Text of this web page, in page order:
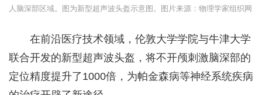
人脑深部区域。图为新型超声波头盔示意图。图片来源：物理学家组织网
在前沿医疗技术领域，伦敦大学学院与牛津大学
联合开发的新型超声波头盔，将不开颅刺激脑深部的
定位精度提升了1000倍，为帕金森病等神经系统疾病